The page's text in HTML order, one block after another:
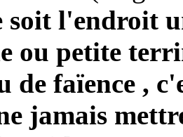
soit l'endroit
ou petite
de faïence ,
jamais